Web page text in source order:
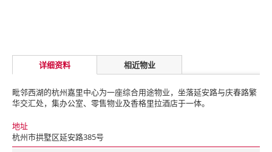
详细资料 相近物业
毗邻西湖的杭州嘉里中心为一座综合用途物业，坐落延安路与庆春路繁
华交汇处，集办公室、零售物业及香格里拉酒店于一体。
地址
杭州市拱墅区延安路385号